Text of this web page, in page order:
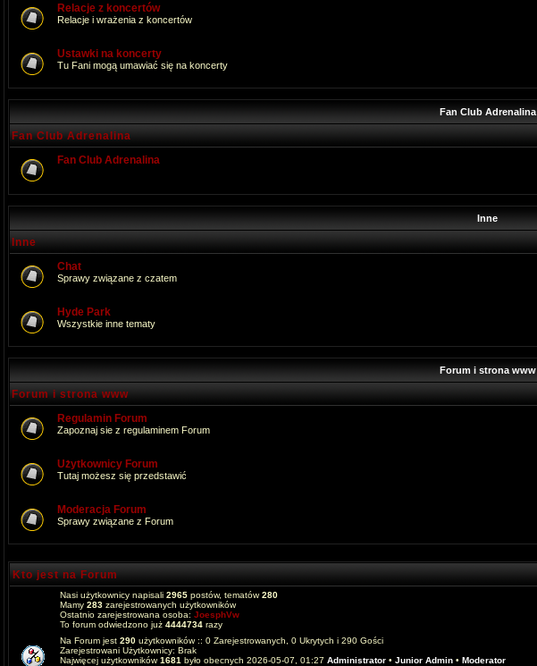
Relacje z koncertów
Relacje i wrażenia z koncertów
Ustawki na koncerty
Tu Fani mogą umawiać się na koncerty
Fan Club Adrenalina
Fan Club Adrenalina
Fan Club Adrenalina
Inne
Inne
Chat
Sprawy związane z czatem
Hyde Park
Wszystkie inne tematy
Forum i strona www
Forum i strona www
Regulamin Forum
Zapoznaj sie z regulaminem Forum
Użytkownicy Forum
Tutaj możesz się przedstawić
Moderacja Forum
Sprawy związane z Forum
Kto jest na Forum
Nasi użytkownicy napisali 2965 postów, tematów280
Mamy 283 zarejestrowanych użytkowników
Ostatnio zarejestrowana osoba: JoesphVw
To forum odwiedzono już 4444734 razy
Na Forum jest 290 użytkowników :: 0 Zarejestrowanych, 0 Ukrytych i 290 Gości
Zarejestrowani Użytkownicy: Brak
Najwięcej użytkowników1681 było obecnych 2026-05-07, 01:27 Administrator • Junior Admin • Moderator